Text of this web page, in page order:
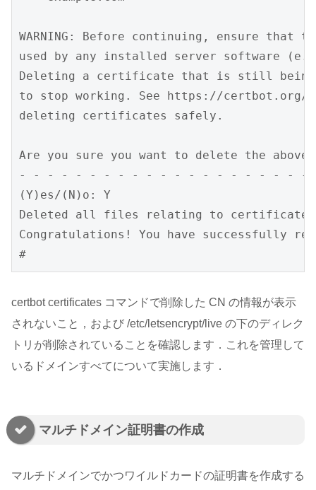
WARNING: Before continuing, ensure
used by any installed server software
Deleting a certificate that is still being
to stop working. See https://certbot.org/
deleting certificates safely.
Are you sure you want to delete the
- - - - - - - - - - - - - - - - - - - -
(Y)es/(N)o: Y
Deleted all files relating to certificate
Congratulations! You have successfully
#
certbot certificates コマンドで削除した CN の情報が表示
されないこと，および /etc/letsencrypt/live の下のディレク
トリが削除されていることを確認します．これを管理して
いるドメインすべてについて実施します．
マルチドメイン証明書の作成
マルチドメインでかつワイルドカードの証明書を作成する